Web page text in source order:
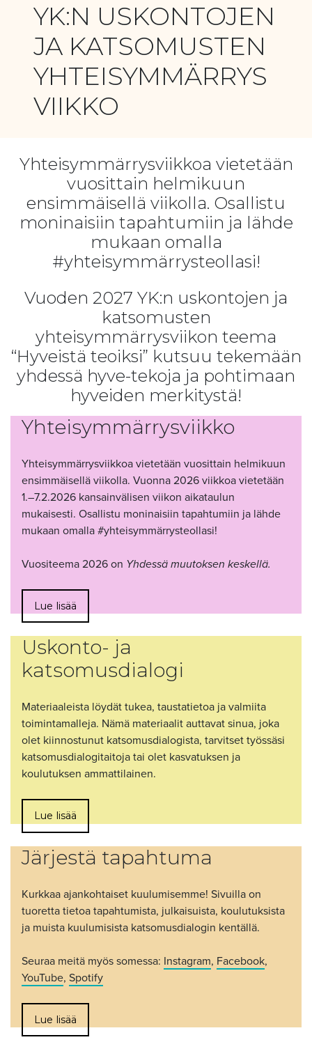
YK:N USKONTOJEN
JA KATSOMUSTEN
YHTEISYMMÄRRYS
VIIKKO
Yhteisymmärrysviikkoa vietetään
vuosittain helmikuun
ensimmäisellä viikolla. Osallistu
moninaisiin tapahtumiin ja lähde
mukaan omalla
#yhteisymmärrysteollasi!
Vuoden 2027 YK:n uskontojen ja
katsomusten
yhteisymmärrysviikon teema
“Hyveistä teoiksi” kutsuu tekemään
yhdessä hyve-tekoja ja pohtimaan
hyveiden merkitystä!
Yhteisymmärrysviikko
Yhteisymmärrysviikkoa vietetään vuosittain helmikuun
ensimmäisellä viikolla. Vuonna 2026 viikkoa vietetään
1.–7.2.2026 kansainvälisen viikon aikataulun
mukaisesti. Osallistu moninaisiin tapahtumiin ja lähde
mukaan omalla #yhteisymmärrysteollasi!
Vuositeema 2026 on Yhdessä muutoksen keskellä.
Lue lisää
Uskonto- ja
katsomusdialogi
Materiaaleista löydät tukea, taustatietoa ja valmiita
toimintamalleja. Nämä materiaalit auttavat sinua, joka
olet kiinnostunut katsomusdialogista, tarvitset työssäsi
katsomusdialogitaitoja tai olet kasvatuksen ja
koulutuksen ammattilainen.
Lue lisää
Järjestä tapahtuma
Kurkkaa ajankohtaiset kuulumisemme! Sivuilla on
tuoretta tietoa tapahtumista, julkaisuista, koulutuksista
ja muista kuulumisista katsomusdialogin kentällä.
Seuraa meitä myös somessa: Instagram, Facebook,
YouTube, Spotify
Lue lisää